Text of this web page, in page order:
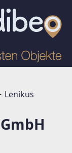
Lenikus